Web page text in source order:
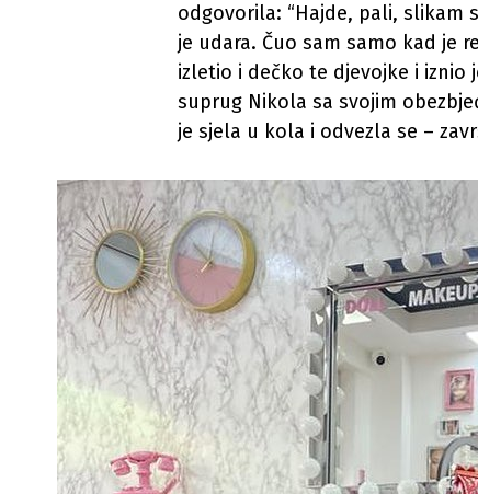
odgovorila: “Hajde, pali, slikam
je udara. Čuo sam samo kad je
izletio i dečko te djevojke i iznio
suprug Nikola sa svojim
je sjela u kola i odvezla se –